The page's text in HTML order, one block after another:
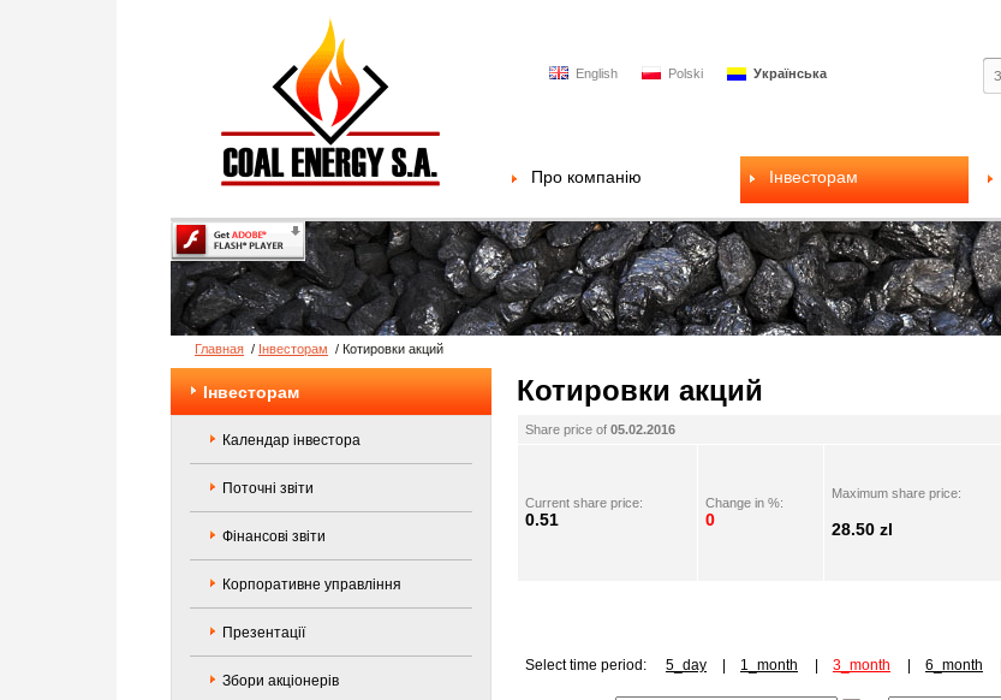
English Polski Українська
Про компанію Інвесторам
Главная / Інвесторам / Котировки акций
Інвесторам
Календар інвестора
Поточні звіти
Фінансові звіти
Корпоративне управління
Презентації
Збори акціонерів
Котировки акций
Share price of 05.02.2016
Current share price:
0.51
Change in %:
0
Maximum share price:
28.50 zl
Select time period: 5_day 1_month 3_month 6_month